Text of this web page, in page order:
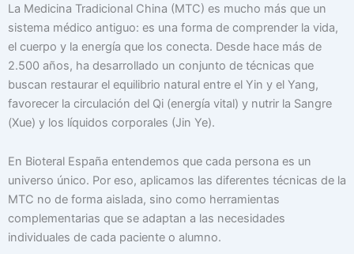
La Medicina Tradicional China (MTC) es mucho más que un
sistema médico antiguo: es una forma de comprender la vida,
el cuerpo y la energía que los conecta. Desde hace más de
2.500 años, ha desarrollado un conjunto de técnicas que
buscan restaurar el equilibrio natural entre el Yin y el Yang,
favorecer la circulación del Qi (energía vital) y nutrir la Sangre
(Xue) y los líquidos corporales (Jin Ye).
En Bioteral España entendemos que cada persona es un
universo único. Por eso, aplicamos las diferentes técnicas de la
MTC no de forma aislada, sino como herramientas
complementarias que se adaptan a las necesidades
individuales de cada paciente o alumno.